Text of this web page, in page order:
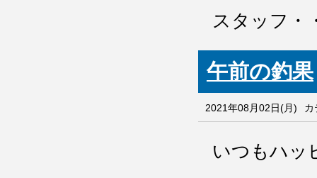
スタッフ・
午前の釣果
2021年08月02日(月) カ
いつもハッ